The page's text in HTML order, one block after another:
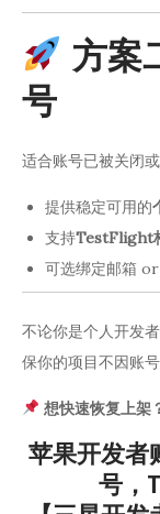
方案
号
适合账号已被关闭
提供稳定可用的
支持TestFlight
可选绑定邮箱
不论你是个人开发
保你的项目不因账号
想快速恢复上架
苹果开发者
号，